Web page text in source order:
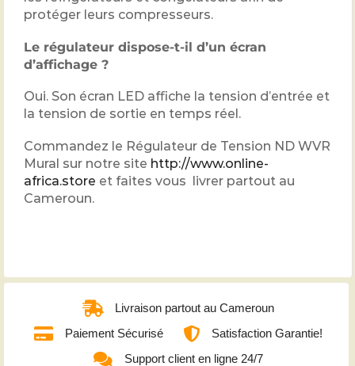
protéger leurs compresseurs.
Le régulateur dispose-t-il d’un écran
d’affichage ?
Oui. Son écran LED affiche la tension d’entrée et
la tension de sortie en temps réel.
Commandez le Régulateur de Tension ND WVR
Mural sur notre site http://www.online-
africa.store et faites vous livrer partout au
Cameroun.
Livraison partout au Cameroun
Paiement Sécurisé
Satisfaction Garantie!
Support client en ligne 24/7